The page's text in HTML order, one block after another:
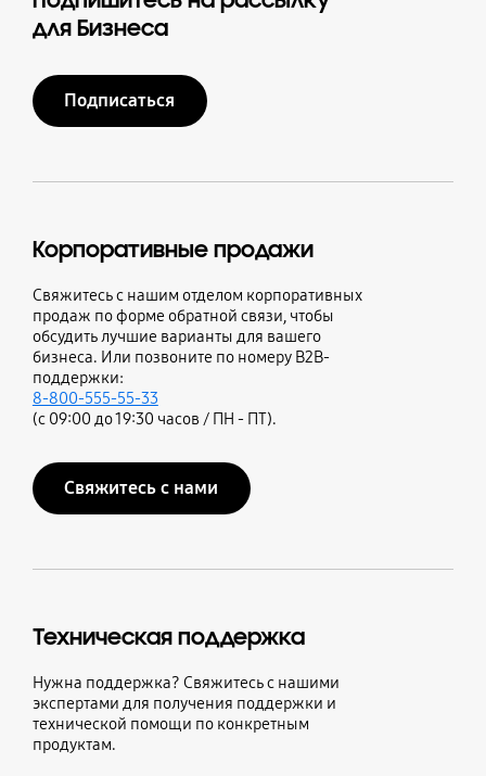
для Бизнеса
Подписаться
Корпоративные продажи
Свяжитесь с нашим отделом корпоративных
продаж по форме обратной связи, чтобы
обсудить лучшие варианты для вашего
бизнеса. Или позвоните по номеру B2B-
поддержки:
8-800-555-55-33
(с 09:00 до 19:30 часов / ПН - ПТ).
Свяжитесь с нами
Техническая поддержка
Нужна поддержка? Свяжитесь с нашими
экспертами для получения поддержки и
технической помощи по конкретным
продуктам.